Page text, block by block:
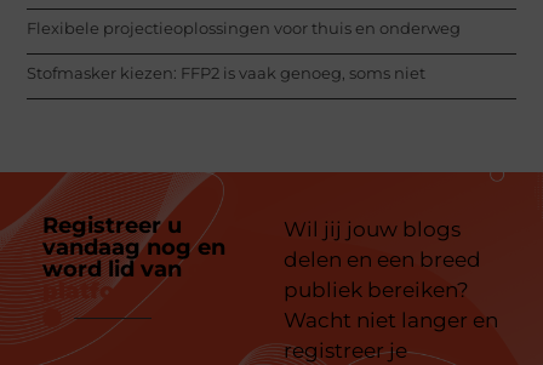
Flexibele projectieoplossingen voor thuis en onderweg
Stofmasker kiezen: FFP2 is vaak genoeg, soms niet
Registreer u
vandaag nog en
word lid van
platform
Wil jij jouw blogs
delen en een breed
publiek bereiken?
Wacht niet langer en
registreer je